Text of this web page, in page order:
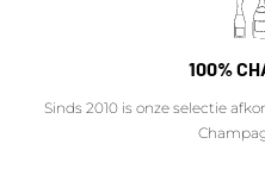
100%
Sinds 2010 is onze selectie